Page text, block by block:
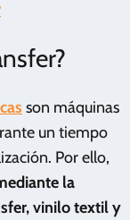
son máquinas
un tiempo
Por ello,
la
vinilo textil y